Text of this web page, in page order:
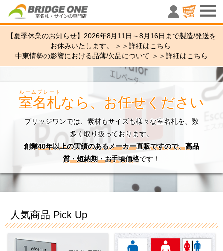
室名札・
【夏季休業のお知らせ】2026年8月11日～8月16日まで製造/発送を
お休みいたします。 ＞＞詳細はこちら
中東情勢の影響における品薄/欠品について ＞＞詳細はこちら
室名札
ルームプレート
なら、お任せください
ブリッジワンでは、素材もサイズも様々な室名札を、数
多く取り扱っております。
創業40年以上の実績のあるメーカー直販ですので、高品
質・短納期・お手頃価格です！
人気商品 Pick Up